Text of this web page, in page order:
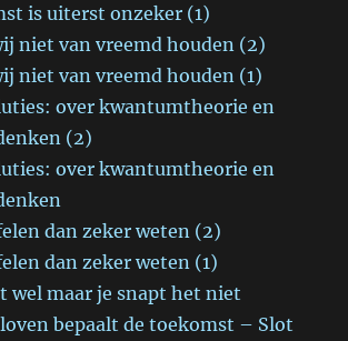
is uiterst onzeker (1)
niet van vreemd houden (2)
niet van vreemd houden (1)
over kwantumtheorie en
(2)
over kwantumtheorie en
dan zeker weten (2)
dan zeker weten (1)
wel maar je snapt het niet
bepaalt de toekomst – Slot